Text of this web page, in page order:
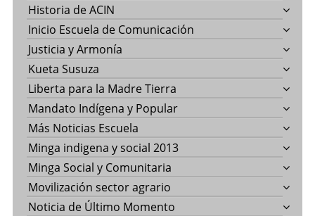
Historia de ACIN
Inicio Escuela de Comunicación
Justicia y Armonía
Kueta Susuza
Liberta para la Madre Tierra
Mandato Indígena y Popular
Más Noticias Escuela
Minga indigena y social 2013
Minga Social y Comunitaria
Movilización sector agrario
Noticia de Último Momento